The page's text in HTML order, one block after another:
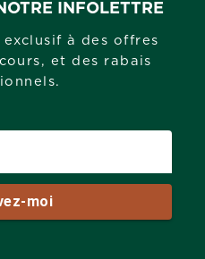
INFOLETTRE
exclusif à des offres
et des rabais